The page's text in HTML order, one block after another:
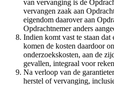
van vervanging is de
vervangen zaak aan
eigendom daarover aan
Opdrachtnemer anders
Indien komt vast te staan
komen de kosten daardoor
onderzoekskosten, aan de
gevallen, integraal voor
Na verloop van de
herstel of vervanging,